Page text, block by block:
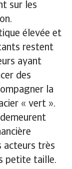
sur les
élevée et
restent
ayant
des
la
« vert ».
acteurs très
petite taille.